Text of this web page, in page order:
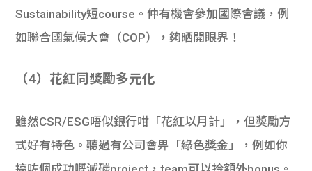
Sustainability短course。仲有機會參加國際會議，例
如聯合國氣候大會（COP），夠晒開眼界！
（4）花紅同獎勵多元化
雖然CSR/ESG唔似銀行咁「花紅以月計」，但獎勵方
式好有特色。聽過有公司會畀「綠色獎金」，例如你